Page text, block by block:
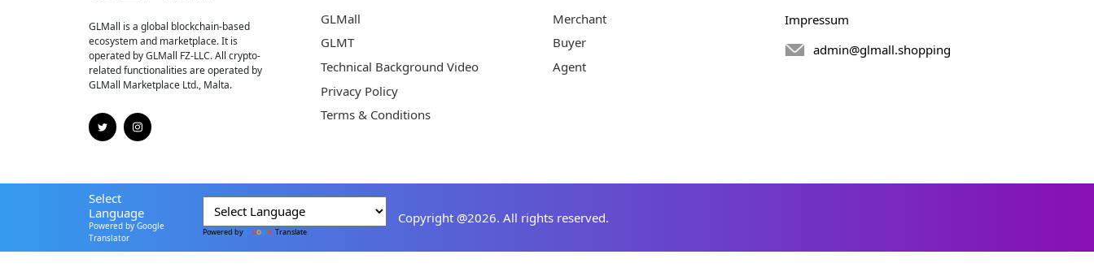
GLMall is a global blockchain-based
ecosystem and marketplace. It is
operated by GLMall FZ-LLC. All crypto-
related functionalities are operated by
GLMall Marketplace Ltd., Malta.
GLMall
GLMT
Technical Background Video
Privacy Policy
Terms & Conditions
Merchant
Buyer
Agent
Impressum
admin@glmall.shopping
Select
Language
Powered by Google
Translator
Powered by Translate
Copyright @2026. All rights reserved.